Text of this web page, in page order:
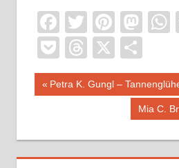
Facebook
Twitter
PocketThreads
X
Vorheriger
Petra K. Gungl –
Nächster
Mia C.